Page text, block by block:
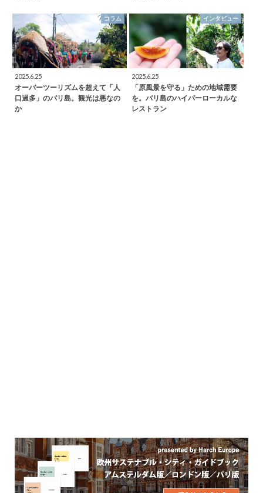
コラム
2025.6.25
オーバーツーリズムを超えて「人
口過多」のバリ島。観光は悪なの
か
インタビュー
2025.6.25
「原風景を守る」ための地域需要
を。バリ島のハイパーローカルな
レストラン